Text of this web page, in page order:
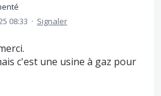
08:33 · Signaler
c'est une usine à gaz pour